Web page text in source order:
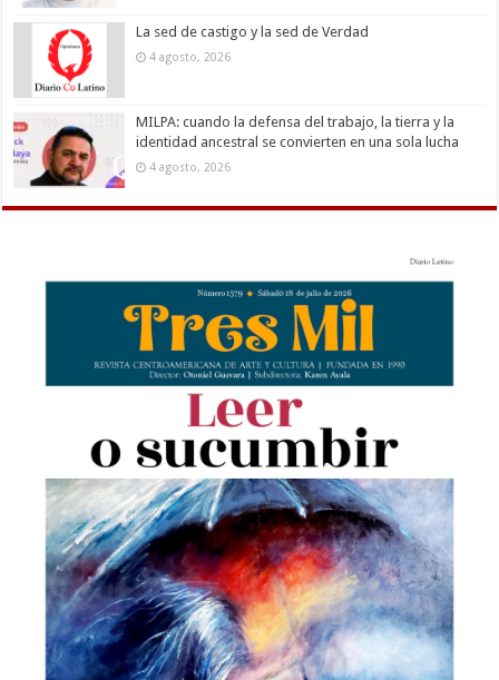
La sed de castigo y la sed de Verdad
4 agosto, 2026
MILPA: cuando la defensa del trabajo, la tierra y la
identidad ancestral se convierten en una sola lucha
4 agosto, 2026